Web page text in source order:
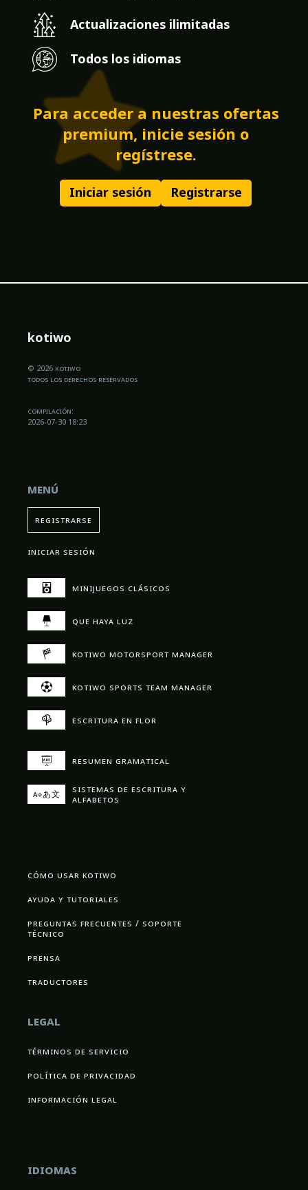
Actualizaciones ilimitadas
Todos los idiomas
Para acceder a nuestras ofertas
premium, inicie sesión o
regístrese.
Iniciar sesión Registrarse
kotiwo
© 2026 kotiwo
todos los derechos reservados
compilación:
2026-07-30 18:23
menú
registrarse
iniciar sesión
minijuegos clásicos
que haya luz
kotiwo motorsport manager
kotiwo sports team manager
escritura en flor
resumen gramatical
aфあ文 sistemas de escritura y
alfabetos
cómo usar kotiwo
ayuda y tutoriales
preguntas frecuentes / soporte
técnico
prensa
traductores
legal
términos de servicio
política de privacidad
información legal
idiomas